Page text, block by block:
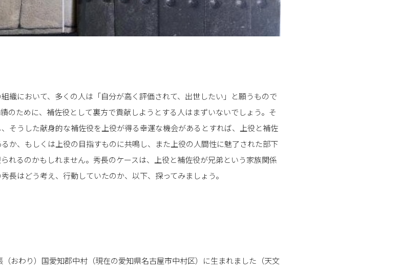
織において、多くの人は「自分が高く評価されて、出世したい」と願うもので
のために、補佐役として裏方で貢献しようとする人はまずいないでしょう。そ
そうした献身的な補佐役を上役が得る幸運な機会があるとすれば、上役と補佐
か、もしくは上役の目指すものに共鳴し、また上役の人間性に魅了された部下
れるのかもしれません。秀長のケースは、上役と補佐役が兄弟という家族関係
長はどう考え、行動していたのか、以下、探ってみましょう。
おわり）国愛知郡中村（現在の愛知県名古屋市中村区）に生まれました（天文